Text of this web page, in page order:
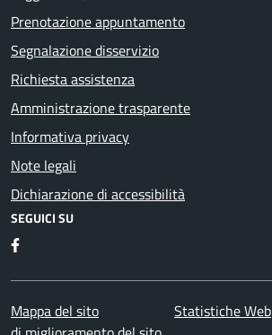
Prenotazione appuntamento
Segnalazione disservizio
Richiesta assistenza
Amministrazione trasparente
Informativa privacy
Note legali
Dichiarazione di accessibilità
SEGUICI SU
Facebook
Mappa del sito Statistiche Web